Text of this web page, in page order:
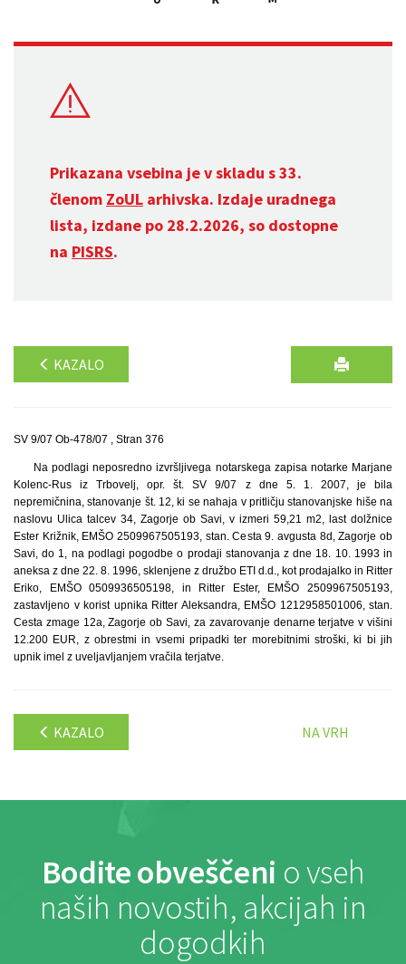
Prikazana vsebina je v skladu s 33.
členom ZoUL arhivska. Izdaje uradnega
lista, izdane po 28.2.2026, so dostopne
na PISRS.
KAZALO
SV 9/07 Ob-478/07 , Stran 376
Na podlagi neposredno izvršljivega notarskega zapisa notarke Marjane
Kolenc-Rus iz Trbovelj, opr. št. SV 9/07 z dne 5. 1. 2007, je bila
nepremičnina, stanovanje št. 12, ki se nahaja v pritličju stanovanjske hiše na
naslovu Ulica talcev 34, Zagorje ob Savi, v izmeri 59,21 m2, last dolžnice
Ester Križnik, EMŠO 2509967505193, stan. Cesta 9. avgusta 8d, Zagorje ob
Savi, do 1, na podlagi pogodbe o prodaji stanovanja z dne 18. 10. 1993 in
aneksa z dne 22. 8. 1996, sklenjene z družbo ETI d.d., kot prodajalko in Ritter
Eriko, EMŠO 0509936505198, in Ritter Ester, EMŠO 2509967505193,
zastavljeno v korist upnika Ritter Aleksandra, EMŠO 1212958501006, stan.
Cesta zmage 12a, Zagorje ob Savi, za zavarovanje denarne terjatve v višini
12.200 EUR, z obrestmi in vsemi pripadki ter morebitnimi stroški, ki bi jih
upnik imel z uveljavljanjem vračila terjatve.
KAZALO NA VRH
Bodite obveščeni o vseh
naših novostih, akcijah in
dogodkih